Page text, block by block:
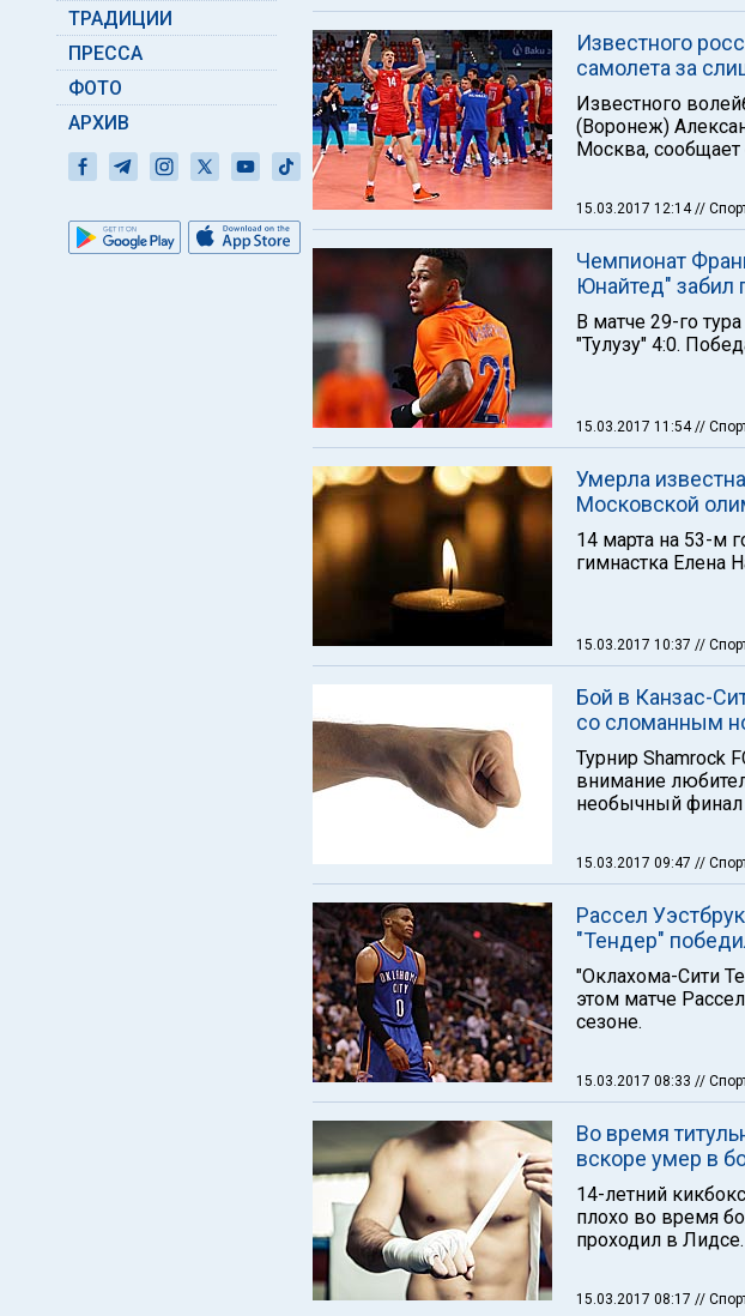
ТРАДИЦИИ
ПРЕССА
ФОТО
АРХИВ
Известного
самолета за
Известного
(Воронеж)
Москва,
15.03.2017 12:14//
Чемпионат
Юнайтед" забил
В матче 29-го
"Тулузу" 4:0.
15.03.2017 11:54//
Умерла
Московской
14 марта на 53-м
гимнастка Елена
15.03.2017 10:37 //
Бой в Канзас-
со сломанным
Турнир Shamrock
внимание
необычный финал
15.03.2017 09:47 //
Рассел
"Тендер"
"Оклахома-Сити
этом матче
сезоне.
15.03.2017 08:33 //
Во время
вскоре умер в
14-летний
плохо во время
проходил в Лидсе.
15.03.2017 08:17 //